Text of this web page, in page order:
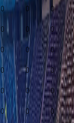
0 0 0
0 0 0
0 0 0
0 0 0
0 0 0
0 0 0